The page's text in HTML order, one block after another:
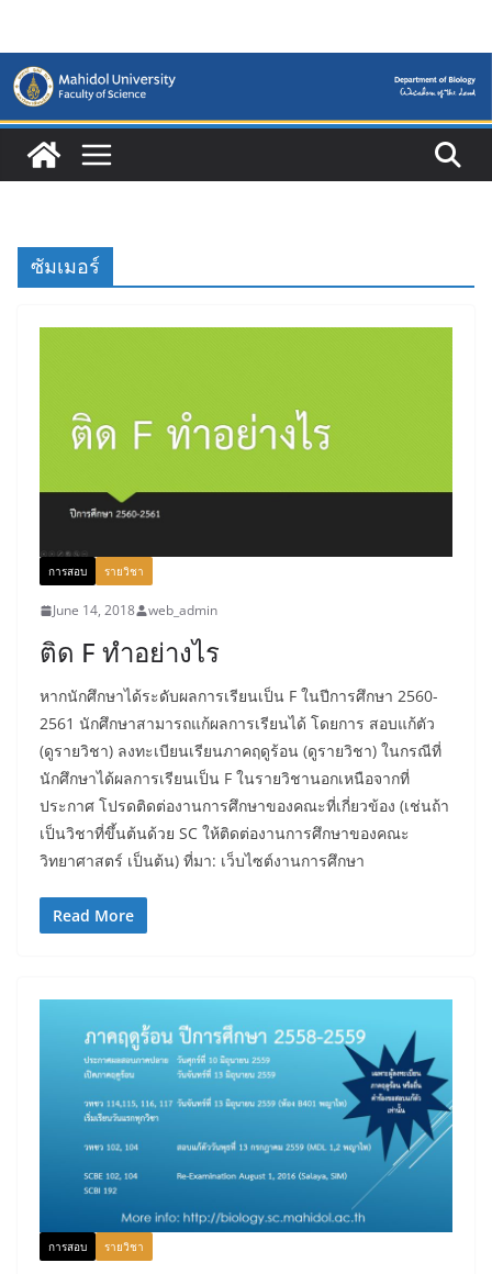
content
ซัมเมอร์
การสอบ รายวิชา
June 14, 2018 web_admin
ติด F ทำอย่างไร
หากนักศึกษาได้ระดับผลการเรียนเป็น F ในปีการศึกษา 2560-
2561 นักศึกษาสามารถแก้ผลการเรียนได้ โดยการ สอบแก้ตัว
(ดูรายวิชา) ลงทะเบียนเรียนภาคฤดูร้อน (ดูรายวิชา) ในกรณีที่
นักศึกษาได้ผลการเรียนเป็น F ในรายวิชานอกเหนือจากที่
ประกาศ โปรดติดต่องานการศึกษาของคณะที่เกี่ยวข้อง (เช่นถ้า
เป็นวิชาที่ขึ้นต้นด้วย SC ให้ติดต่องานการศึกษาของคณะ
วิทยาศาสตร์ เป็นต้น) ที่มา: เว็บไซต์งานการศึกษา
Read More
การสอบ รายวิชา